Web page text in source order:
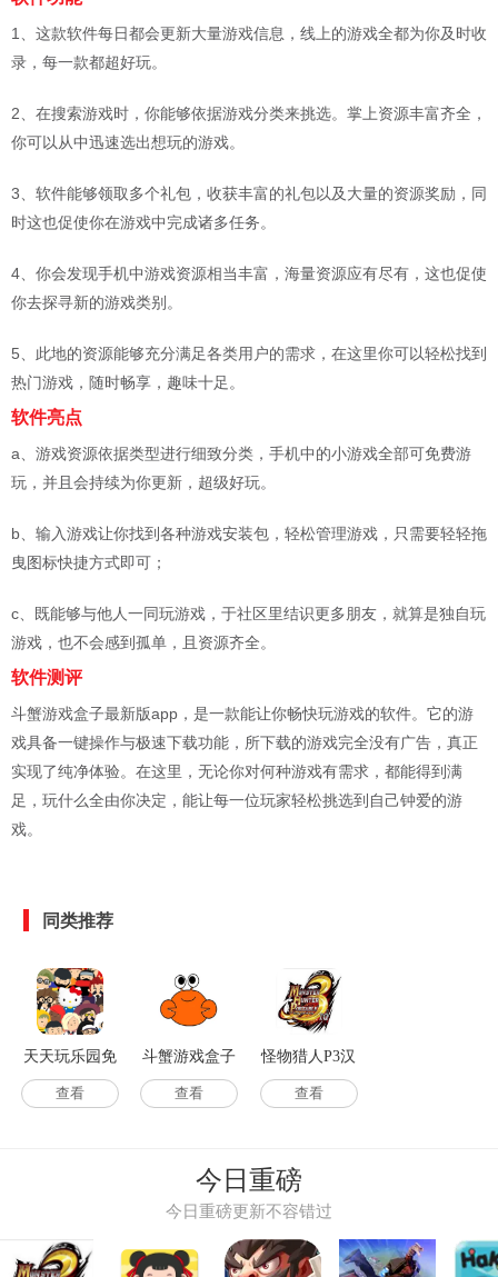
1、这款软件每日都会更新大量游戏信息，线上的游戏全都为你及时收
录，每一款都超好玩。
2、在搜索游戏时，你能够依据游戏分类来挑选。掌上资源丰富齐全，
你可以从中迅速选出想玩的游戏。
3、软件能够领取多个礼包，收获丰富的礼包以及大量的资源奖励，同
时这也促使你在游戏中完成诸多任务。
4、你会发现手机中游戏资源相当丰富，海量资源应有尽有，这也促使
你去探寻新的游戏类别。
5、此地的资源能够充分满足各类用户的需求，在这里你可以轻松找到
热门游戏，随时畅享，趣味十足。
软件亮点
a、游戏资源依据类型进行细致分类，手机中的小游戏全部可免费游
玩，并且会持续为你更新，超级好玩。
b、输入游戏让你找到各种游戏安装包，轻松管理游戏，只需要轻轻拖
曳图标快捷方式即可；
c、既能够与他人一同玩游戏，于社区里结识更多朋友，就算是独自玩
游戏，也不会感到孤单，且资源齐全。
软件测评
斗蟹游戏盒子最新版app，是一款能让你畅快玩游戏的软件。它的游
戏具备一键操作与极速下载功能，所下载的游戏完全没有广告，真正
实现了纯净体验。在这里，无论你对何种游戏有需求，都能得到满
足，玩什么全由你决定，能让每一位玩家轻松挑选到自己钟爱的游
戏。
同类推荐
天天玩乐园免
费版
查看
斗蟹游戏盒子
最新版
查看
怪物猎人P3汉
化高清版
查看
今日重磅
今日重磅更新不容错过